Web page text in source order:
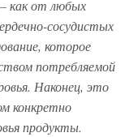
как от любых
сосудистых
которое
потребляемой
Наконец, это
конкретно
продукты.